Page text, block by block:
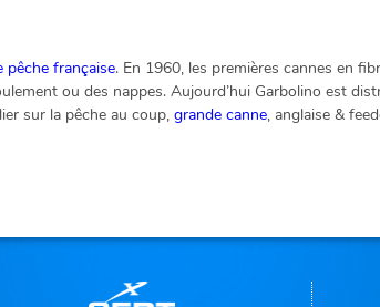
pêche française. En 1960, les premières cannes en
ou des nappes. Aujourd’hui Garbolino est
sur la pêche au coup, grande canne, anglaise &